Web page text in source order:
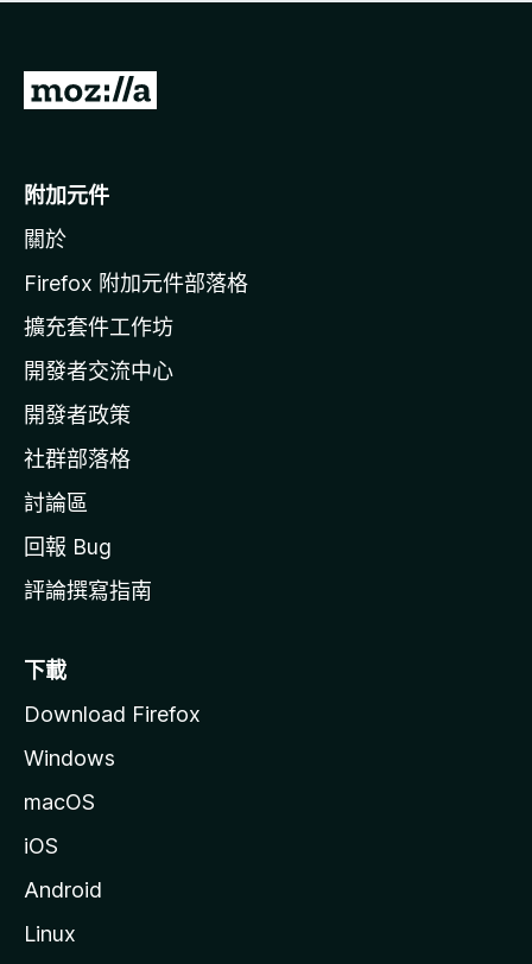
有
前
o
i
l
a
官
網
附加元件
關於
Firefox 附加元件部落格
擴充套件工作坊
開發者交流中心
開發者政策
社群部落格
討論區
回報 Bug
評論撰寫指南
下載
Download Firefox
Windows
macOS
iOS
Android
Linux